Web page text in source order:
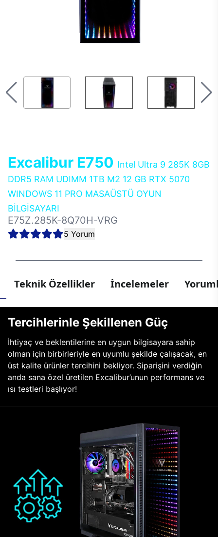
Excalibur E750 Intel Ultra 9 285K 8GB
DDR5 RAM UDIMM 1TB M2 12 GB RTX 5070
WINDOWS 11 PRO MASAÜSTÜ OYUN
BİLGİSAYARI
E75Z.285K-8Q70H-VRG
5 Yorum
Teknik Özellikler İncelemeler
Tercihlerinle Şekillenen Güç
İhtiyaç ve beklentilerine en uygun bilgisayara sahip
olman için birbirleriyle en uyumlu şekilde çalışacak, en
üst kalite ürünler tercihini bekliyor. Siparişini verdiğin
anda sana özel üretilen Excalibur’unun performans ve
ısı testleri başlıyor!